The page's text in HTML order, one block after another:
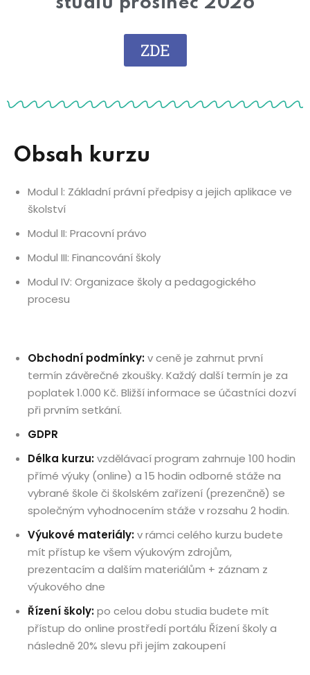
ZDE
Obsah kurzu
Modul l: Základní právní předpisy a jejich aplikace ve
školství
Modul II: Pracovní právo
Modul III: Financování školy
Modul IV: Organizace školy a pedagogického
procesu
Obchodní podmínky:v ceně je zahrnut první
termín závěrečné zkoušky. Každý další termín je za
poplatek 1.000 Kč. Bližší informace se účastníci dozví
při prvním setkání.
GDPR
Délka kurzu:vzdělávací program zahrnuje 100 hodin
přímé výuky (online) a 15 hodin odborné stáže na
vybrané škole či školském zařízení (prezenčně) se
společným vyhodnocením stáže v rozsahu 2 hodin.
Výukové materiály:v rámci celého kurzu budete
mít přístup ke všem výukovým zdrojům,
prezentacím a dalším materiálům + záznam z
výukového dne
Řízení školy:po celou dobu studia budete mít
přístup do online prostředí portálu Řízení školy a
následně 20% slevu při jejím zakoupení